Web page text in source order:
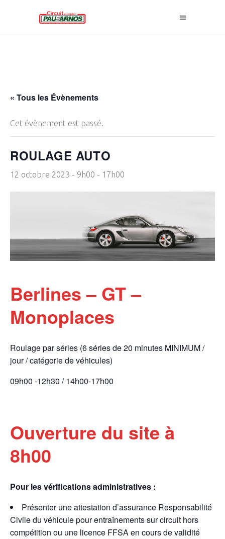
« Tous les Évènements
Cet évènement est passé.
ROULAGE AUTO
12 octobre 2023 - 9h00 - 17h00
Berlines – GT –
Monoplaces
Roulage par séries (6 séries de 20 minutes MINIMUM /
jour / catégorie de véhicules)
09h00 -12h30 / 14h00-17h00
Ouverture du site à
8h00
Pour les vérifications administratives :
Présenter une attestation d’assurance Responsabilité
Civile du véhicule pour entraînements sur circuit hors
compétition ou une licence FFSA en cours de validité